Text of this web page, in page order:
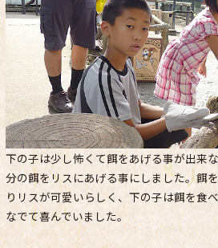
下の子は少し怖くて餌をあげる事が出来
分の餌をリスにあげる事にしました。餌
りリスが可愛いらしく、下の子は餌を食
なでて喜んでいました。